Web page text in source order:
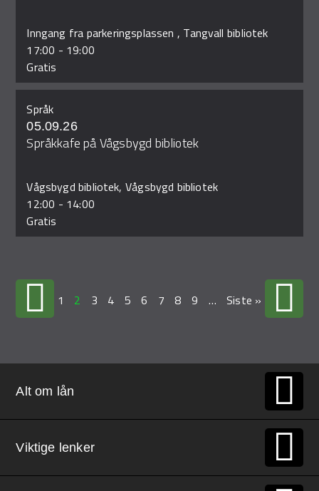
Inngang fra parkeringsplassen , Tangvall bibliotek
17:00 - 19:00
Gratis
Språk
05.09.26
Språkkafe på Vågsbygd bibliotek
Vågsbygd bibliotek, Vågsbygd bibliotek
12:00 - 14:00
Gratis
1 2 3 4 5 6 7 8 9 … Siste »
Alt om lån
Viktige lenker